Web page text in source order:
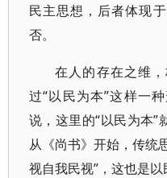
民主思想，后者体现
否。
在人的存在之维
过“以民为本”这样一
说，这里的“以民为本”
从《尚书》开始，传统
视自我民视”，这也是